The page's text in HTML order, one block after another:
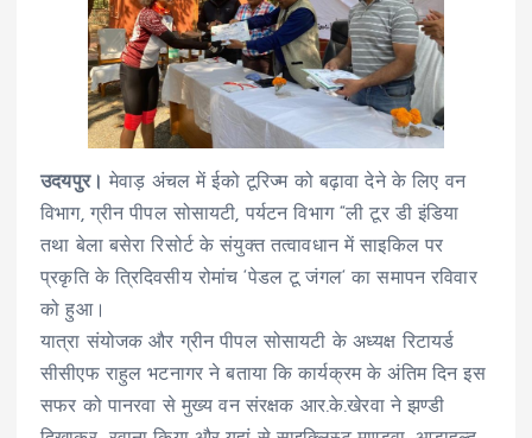
उदयपुर।मेवाड़ अंचल में ईको टूरिज्म को बढ़ावा देने के लिए वन
विभाग, ग्रीन पीपल सोसायटी, पर्यटन विभाग “ली टूर डी इंडिया
तथा बेला बसेरा रिसोर्ट के संयुक्त तत्वावधान में साइकिल पर
प्रकृति के त्रिदिवसीय रोमांच ‘पेडल टू जंगल‘ का समापन रविवार
को हुआ।
यात्रा संयोजक और ग्रीन पीपल सोसायटी के अध्यक्ष रिटायर्ड
सीसीएफ राहुल भटनागर ने बताया कि कार्यक्रम के अंतिम दिन इस
सफर को पानरवा से मुख्य वन संरक्षक आर.के.खेरवा ने झण्डी